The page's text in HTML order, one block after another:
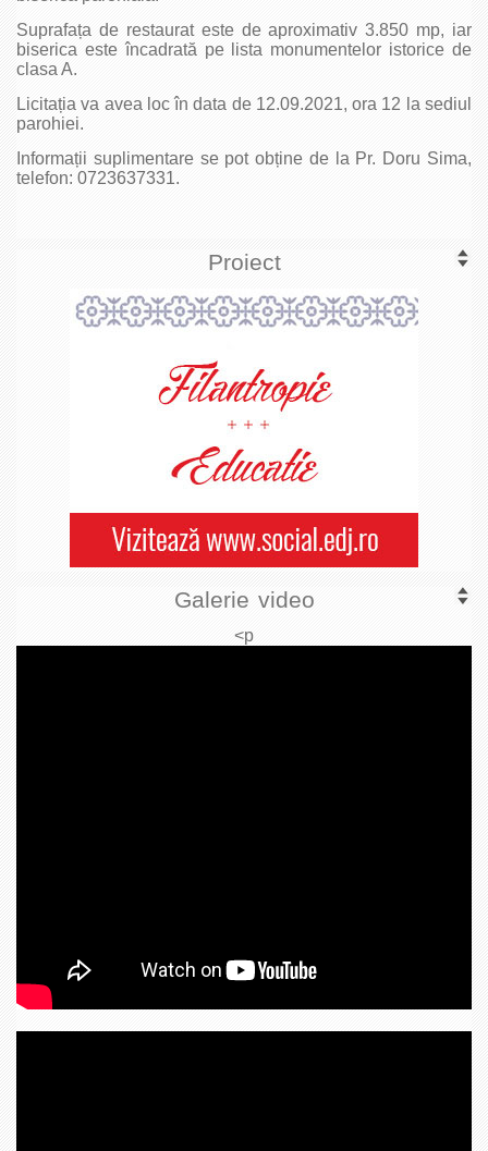
Suprafața de restaurat este de aproximativ 3.850 mp, iar
biserica este încadrată pe lista monumentelor istorice de
clasa A.
Licitația va avea loc în data de 12.09.2021, ora 12 la sediul
parohiei.
Informații suplimentare se pot obține de la Pr. Doru Sima,
telefon: 0723637331.
Proiect
Galerie video
<p